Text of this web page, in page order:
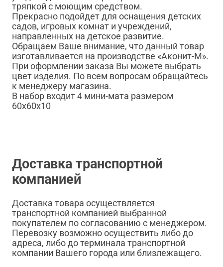
тряпкой с моющим средством.
Прекрасно подойдет для оснащения детских
садов, игровых комнат и учреждений,
направленных на детское развитие.
Обращаем Ваше внимание, что данный товар
изготавливается на производстве «Аконит-М».
При оформлении заказа Вы можете выбрать
цвет изделия. По всем вопросам обращайтесь
к менеджеру магазина.
В набор входит 4 мини-мата размером
60х60х10
Доставка транспортной
компанией
Доставка товара осуществляется
транспортной компанией выбранной
покупателем по согласованию с менеджером.
Перевозку возможно осуществить либо до
адреса, либо до терминала транспортной
компании Вашего города или близлежащего.